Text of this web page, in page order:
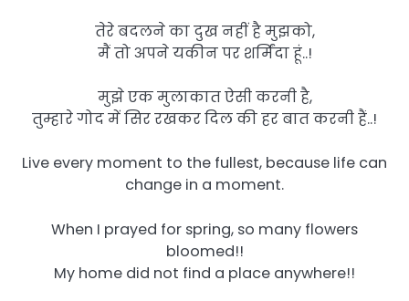
तेरे बदलने का दुख नहीं है मुझको,
मैं तो अपने यकीन पर शर्मिंदा हूं..!
मुझे एक मुलाकात ऐसी करनी है,
तुम्हारे गोद में सिर रखकर दिल की हर बात करनी हैं..!
Live every moment to the fullest, because life can
change in a moment.
When I prayed for spring, so many flowers
bloomed!!
My home did not find a place anywhere!!